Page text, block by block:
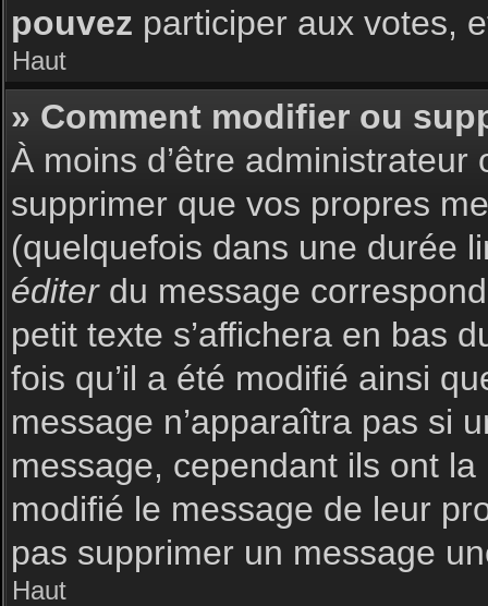
pouvez participer aux votes,
Haut
» Comment modifier ou
À moins d’être
supprimer que vos propres
(quelquefois dans une durée
éditerdu message
petit texte s’affichera en bas
fois qu’il a été modifié ainsi
message n’apparaîtra pas si
message, cependant ils ont
modifié le message de leur
pas supprimer un message
Haut